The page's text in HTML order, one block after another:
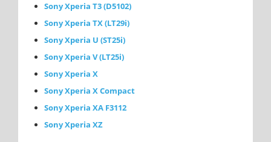
Sony Xperia T3 (D5102)
Sony Xperia TX (LT29i)
Sony Xperia U (ST25i)
Sony Xperia V (LT25i)
Sony Xperia X
Sony Xperia X Compact
Sony Xperia XA F3112
Sony Xperia XZ